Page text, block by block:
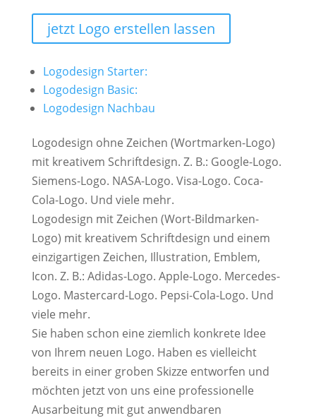
jetzt Logo erstellen lassen
Logodesign Starter:
Logodesign Basic:
Logodesign Nachbau
Logodesign ohne Zeichen (Wortmarken-Logo)
mit kreativem Schriftdesign. Z. B.: Google-Logo.
Siemens-Logo. NASA-Logo. Visa-Logo. Coca-
Cola-Logo. Und viele mehr.
Logodesign mit Zeichen (Wort-Bildmarken-
Logo) mit kreativem Schriftdesign und einem
einzigartigen Zeichen, Illustration, Emblem,
Icon. Z. B.: Adidas-Logo. Apple-Logo. Mercedes-
Logo. Mastercard-Logo. Pepsi-Cola-Logo. Und
viele mehr.
Sie haben schon eine ziemlich konkrete Idee
von Ihrem neuen Logo. Haben es vielleicht
bereits in einer groben Skizze entworfen und
möchten jetzt von uns eine professionelle
Ausarbeitung mit gut anwendbaren